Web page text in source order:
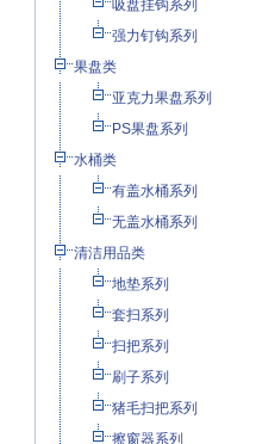
吸盘挂钩系列
强力钉钩系列
果盘类
亚克力果盘系列
PS果盘系列
水桶类
有盖水桶系列
无盖水桶系列
清洁用品类
地垫系列
套扫系列
扫把系列
刷子系列
猪毛扫把系列
擦窗器系列